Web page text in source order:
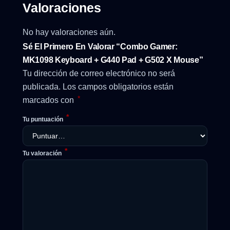
Valoraciones
No hay valoraciones aún.
Sé El Primero En Valorar “Combo Gamer:
MK1098 Keyboard + G440 Pad + G502 X Mouse”
Tu dirección de correo electrónico no será
publicada. Los campos obligatorios están
marcados con *
Tu puntuación *
Tu valoración *